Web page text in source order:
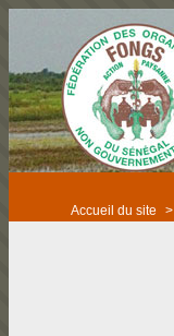
Accueil du site >